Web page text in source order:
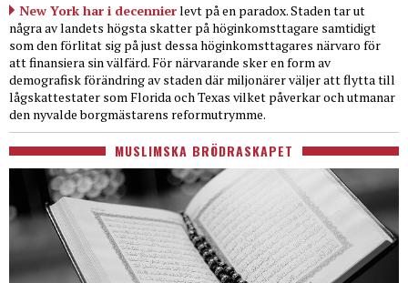
New York har i decennierlevt på en paradox. Staden tar ut
några av landets högsta skatter på höginkomsttagare samtidigt
som den förlitat sig på just dessa höginkomsttagares närvaro för
att finansiera sin välfärd. För närvarande sker en form av
demografisk förändring av staden där miljonärer väljer att flytta till
lågskattestater som Florida och Texas vilket påverkar och utmanar
den nyvalde borgmästarens reformutrymme.
MUSLIMSKA BRÖDRASKAPET